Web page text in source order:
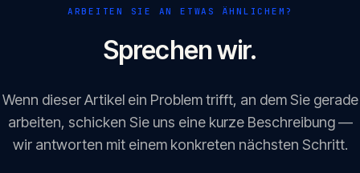
ARBEITEN SIE AN ETWAS ÄHNLICHEM?
Sprechen wir.
Wenn dieser Artikel ein Problem trifft, an dem Sie gerade
arbeiten, schicken Sie uns eine kurze Beschreibung —
wir antworten mit einem konkreten nächsten Schritt.